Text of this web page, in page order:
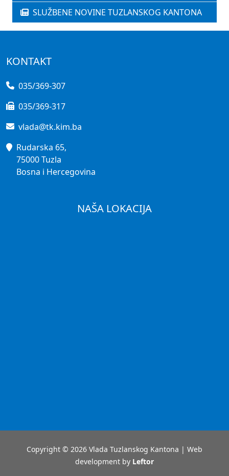
SLUŽBENE NOVINE TUZLANSKOG KANTONA
KONTAKT
035/369-307
035/369-317
vlada@tk.kim.ba
Rudarska 65,
75000 Tuzla
Bosna i Hercegovina
NAŠA LOKACIJA
Copyright © 2026 Vlada Tuzlanskog Kantona | Web
development by Leftor